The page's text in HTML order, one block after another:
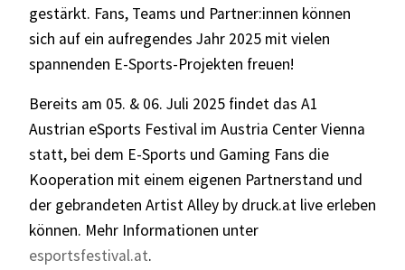
gestärkt. Fans, Teams und Partner:innen können
sich auf ein aufregendes Jahr 2025 mit vielen
spannenden E-Sports-Projekten freuen!
Bereits am 05. & 06. Juli 2025 findet das A1
Austrian eSports Festival im Austria Center Vienna
statt, bei dem E-Sports und Gaming Fans die
Kooperation mit einem eigenen Partnerstand und
der gebrandeten Artist Alley by druck.at live erleben
können. Mehr Informationen unter
esportsfestival.at.